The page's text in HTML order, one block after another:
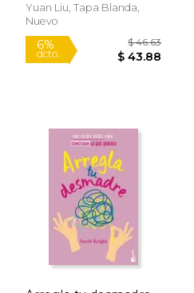
dcto.
Yuan Liu, Tapa Blanda,
Nuevo